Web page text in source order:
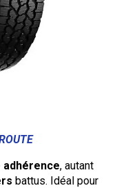
, autant
battus. Idéal pour